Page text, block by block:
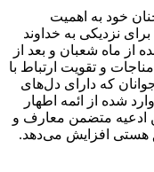
خود به اهمیت
نزدیکی به خداوند
از ماه شعبان و بعد از
و تقویت ارتباط با
که دارای دل‌های
شده از ائمه اطهار
ادعیه متضمن معارف و
هستی افزایش می‌دهد.